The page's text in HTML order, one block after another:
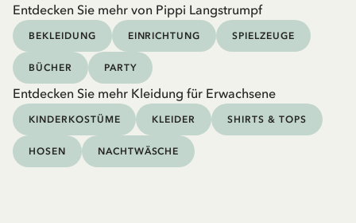
Entdecken Sie mehr von Pippi Langstrumpf
BEKLEIDUNG EINRICHTUNG SPIELZEUGE
BÜCHER PARTY
Entdecken Sie mehr Kleidung für Erwachsene
KINDERKOSTÜME KLEIDER SHIRTS & TOPS
HOSEN NACHTWÄSCHE